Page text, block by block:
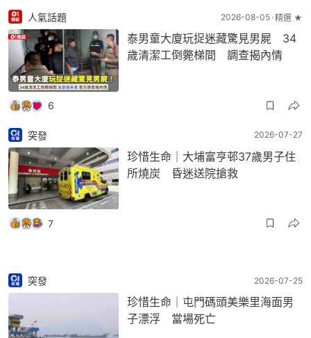
人氣話題 2026-08-05 精選 ★
泰男童大廈玩捉迷藏驚見男屍 34
歲清潔工倒斃梯間 調查揭內情
6
突發 2026-07-27
珍惜生命｜大埔富亨邨37歲男子住
所燒炭 昏迷送院搶救
7
突發 2026-07-25
珍惜生命｜屯門碼頭美樂里海面男
子漂浮 當場死亡